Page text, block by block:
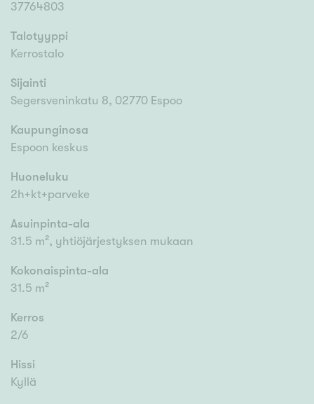
37764803
Talotyyppi
Kerrostalo
Sijainti
Segersveninkatu 8, 02770 Espoo
Kaupunginosa
Espoon keskus
Huoneluku
2h+kt+parveke
Asuinpinta-ala
31.5 m², yhtiöjärjestyksen mukaan
Kokonaispinta-ala
31.5 m²
Kerros
2/6
Hissi
Kyllä